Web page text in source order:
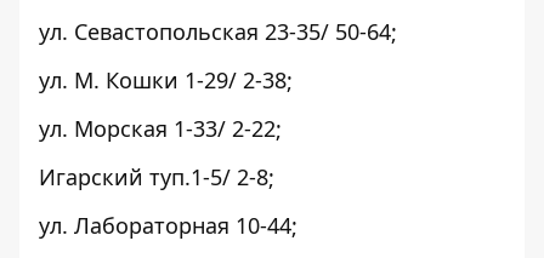
ул. Севастопольская 23-35/ 50-64;
ул. М. Кошки 1-29/ 2-38;
ул. Морская 1-33/ 2-22;
Игарский туп.1-5/ 2-8;
ул. Лабораторная 10-44;